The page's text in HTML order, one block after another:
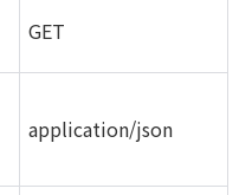
GET
application/json